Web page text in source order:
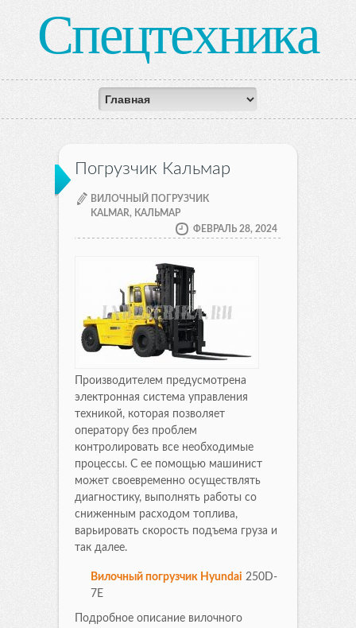
Спецтехника
Погрузчик Кальмар
ВИЛОЧНЫЙ ПОГРУЗЧИК
KALMAR, КАЛЬМАР
ФЕВРАЛЬ 28, 2024
Производителем предусмотрена
электронная система управления
техникой, которая позволяет
оператору без проблем
контролировать все необходимые
процессы. С ее помощью машинист
может своевременно осуществлять
диагностику, выполнять работы со
сниженным расходом топлива,
варьировать скорость подъема груза и
так далее.
Вилочный погрузчик Hyundai 250D-
7E
Подробное описание вилочного